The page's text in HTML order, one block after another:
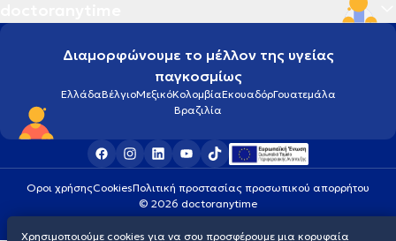
Διαμορφώνουμε το μέλλον της υγείας
παγκοσμίως
ΕλλάδαΒέλγιοΜεξικόΚολομβίαΕκουαδόρΓουατεμάλα
Βραζιλία
Οροι χρήσηςCookiesΠολιτική προστασίας προσωπικού απορρήτου
© 2026 doctoranytime
Χρησιμοποιούμε cookies για να σου προσφέρουμε μια κορυφαία